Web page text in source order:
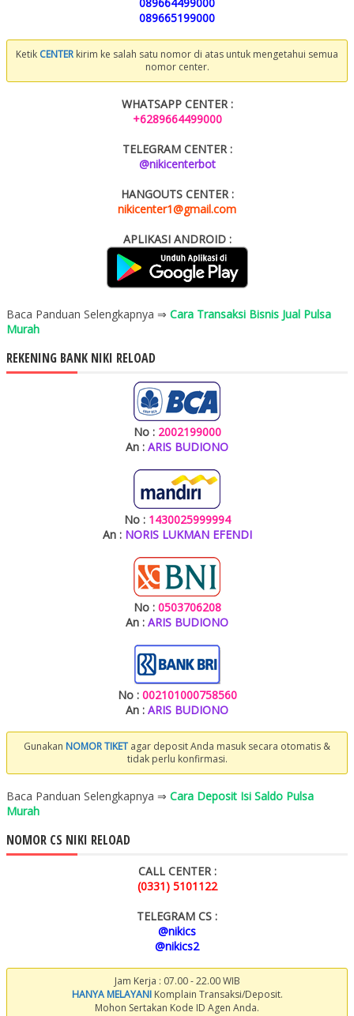
089665199000
Ketik CENTER kirim ke salah satu nomor di atas untuk mengetahui semua
nomor center.
WHATSAPP CENTER :
+6289664499000
TELEGRAM CENTER :
@nikicenterbot
HANGOUTS CENTER :
nikicenter1@gmail.com
APLIKASI ANDROID :
Baca Panduan Selengkapnya ⇒ Cara Transaksi Bisnis Jual Pulsa
Murah
REKENING BANK NIKI RELOAD
No : 2002199000
An : ARIS BUDIONO
No : 1430025999994
An : NORIS LUKMAN EFENDI
No : 0503706208
An : ARIS BUDIONO
No : 002101000758560
An : ARIS BUDIONO
Gunakan NOMOR TIKET agar deposit Anda masuk secara otomatis &
tidak perlu konfirmasi.
Baca Panduan Selengkapnya ⇒ Cara Deposit Isi Saldo Pulsa
Murah
NOMOR CS NIKI RELOAD
CALL CENTER :
(0331) 5101122
TELEGRAM CS :
@nikics
@nikics2
Jam Kerja : 07.00 - 22.00 WIB
HANYA MELAYANIKomplain Transaksi/Deposit.
Mohon Sertakan Kode ID Agen Anda.